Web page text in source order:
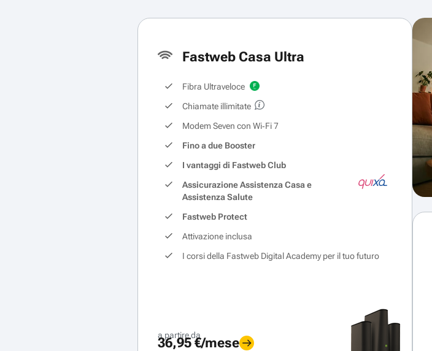
Fastweb Casa Ultra
Fibra Ultraveloce
Chiamate illimitate
Modem Seven con Wi‑Fi 7
Fino a due Booster
I vantaggi di Fastweb Club
Assicurazione Assistenza Casa e
Assistenza Salute
Fastweb Protect
Attivazione inclusa
I corsi della Fastweb Digital Academy per il tuo futuro
a partire da
36,95 €/mese